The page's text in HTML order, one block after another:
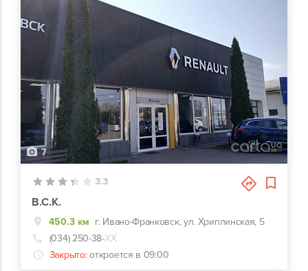
7
3.3
В.С.К.
450.3 км г. Ивано-Франковск, ул. Хриплинская, 5
(034) 250-38-ХХ
Закрыто: откроется в 09:00